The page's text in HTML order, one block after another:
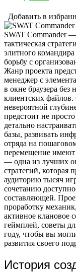
Добавить в
SWAT Commander —
тактическая
элитного
борьбу с
Жанр проекта
менеджер с
в окне браузера без
клиентских
невероятной
предстоит не
детально
базы, развивать
отряда на
перемещение имеют
— одна из лучших
стратегий, которая
аудиторию тысяч
сочетанию
составляющей.
проработку
активное клановое
геймплей, советы
году, чтобы вы
развития своего
История